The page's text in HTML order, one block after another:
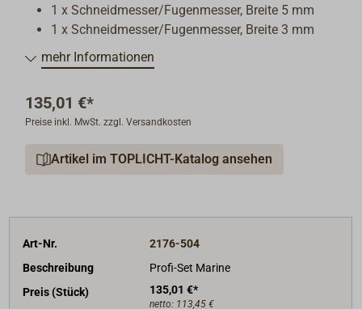
1 x Schneidmesser/Fugenmesser, Breite 5 mm
1 x Schneidmesser/Fugenmesser, Breite 3 mm
1 x Hartmetall-Sägeblatt, Durchmesser 75 mm
mehr Informationen
135,01 €*
Preise inkl. MwSt. zzgl. Versandkosten
Artikel im TOPLICHT-Katalog ansehen
Art-Nr.
2176-504
Beschreibung
Profi-Set Marine
Preis (Stück)
135,01 €*
netto: 113,45 €